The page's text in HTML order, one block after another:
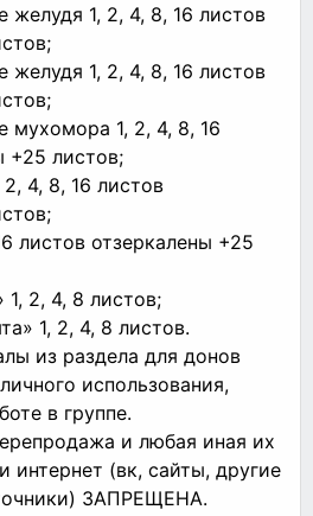
желудя 1, 2, 4, 8, 16 листов
желудя 1, 2, 4, 8, 16 листов
мухомора 1, 2, 4, 8, 16
+25 листов;
4, 8, 16 листов
листов отзеркалены +25
1, 2, 4, 8 листов;
1, 2, 4, 8 листов.
из раздела для донов
использования,
в группе.
и любая иная их
(вк, сайты, другие
ЗАПРЕЩЕНА.